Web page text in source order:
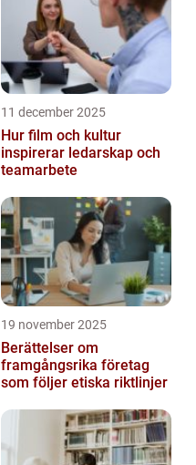
11 december 2025
Hur film och kultur
inspirerar ledarskap och
teamarbete
19 november 2025
Berättelser om
framgångsrika företag
som följer etiska riktlinjer